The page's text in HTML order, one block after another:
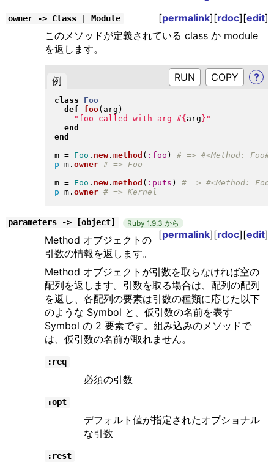
owner -> Class | Module [permalink][rdoc][edit]
このメソッドが定義されている class か module
を返します。
例 RUN ?
class
Foo
def
foo( arg )
" foo called with arg #{ arg } "
end
end
m = Foo . new. method ( :foo )
p m. owner
m = Foo . new. method ( :puts )
p m. owner
parameters -> [object] Ruby 1.9.3 から
[permalink][rdoc][edit]
Method オブジェクトの
引数の情報を返します。
Method オブジェクトが引数を取らなければ空の
配列を返します。引数を取る場合は、配列の配列
を返し、各配列の要素は引数の種類に応じた以下
のような Symbol と、仮引数の名前を表す
Symbol の 2 要素です。組み込みのメソッドで
は、仮引数の名前が取れません。
:req
必須の引数
:opt
デフォルト値が指定されたオプショナル
な引数
:rest